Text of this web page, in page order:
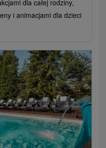
dla całej rodziny,
i animacjami dla dzieci